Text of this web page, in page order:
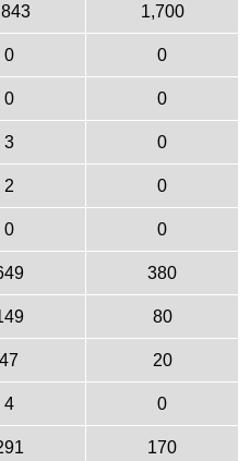
1,700
0 0
0 0
3 0
2 0
0 0
380
80
47 20
4 0
170